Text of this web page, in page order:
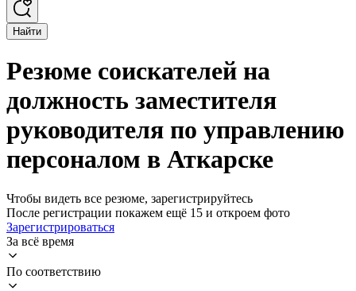
Найти
Резюме соискателей на
должность заместителя
руководителя по управлению
персоналом в Аткарске
Чтобы видеть все резюме, зарегистрируйтесь
После регистрации покажем ещё 15 и откроем фото
Зарегистрироваться
За всё время
По соответствию